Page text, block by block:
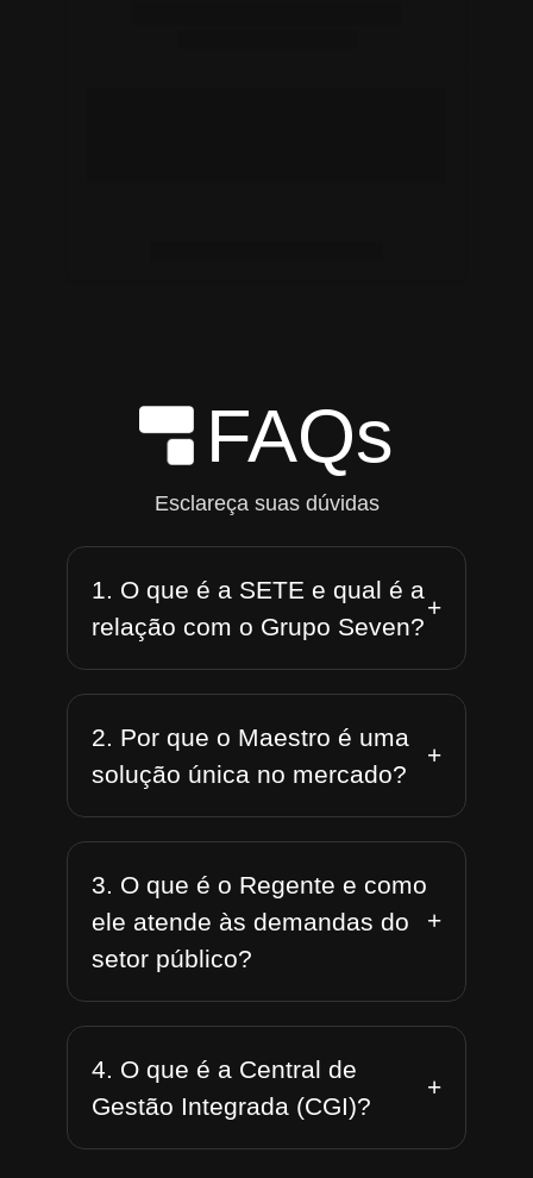
FAQs
Esclareça suas dúvidas
1. O que é a SETE e qual é a
relação com o Grupo Seven?
+
2. Por que o Maestro é uma
solução única no mercado?
+
3. O que é o Regente e como
ele atende às demandas do
setor público?
+
4. O que é a Central de
Gestão Integrada (CGI)?
+